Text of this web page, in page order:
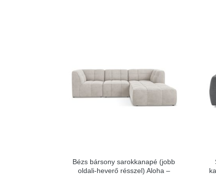
Bézs bársony sarokkanapé (jobb
oldali-heverő résszel) Aloha –